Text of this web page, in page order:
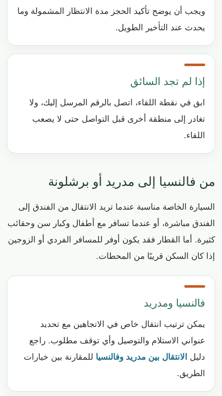
ويجب أن يوضح تأكيد الحجز مدة الانتظار المشمولة وما
يحدث عند التأخير الطويل.
إذا لم تجد السائق
ابق في نقطة اللقاء، اتصل بالرقم المرسل إليك، ولا
تغادر إلى منطقة أخرى قبل التواصل حتى لا يصعب
اللقاء.
من فالنسيا إلى مدريد أو برشلونة
السيارة الخاصة مناسبة عندما تريد الانتقال من الفندق إلى
الفندق مباشرة، أو عندما تسافر مع أطفال وكبار سن وحقائب
كثيرة. أما القطار فقد يكون أوفر للمسافر الفردي أو الزوجين
إذا كان السكن قريبًا من المحطات.
فالنسيا ومدريد
يمكن ترتيب انتقال خاص في الاتجاهين مع تحديد
عنواني الاستلام والتوصيل وأي توقف مطلوب. راجع
دليل
الانتقال بين مدريد وفالنسيا للمقارنة بين خيارات
الطريق.